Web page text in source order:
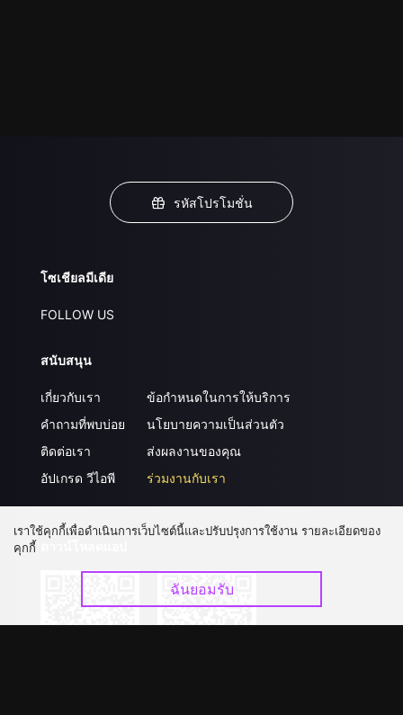
รหัสโปรโมชั่น
โซเชียลมีเดีย
FOLLOW US
สนับสนุน
เกี่ยวกับเรา
คำถามที่พบบ่อย
ติดต่อเรา
อัปเกรด วีไอพี
ข้อกำหนดในการให้บริการ
นโยบายความเป็นส่วนตัว
ส่งผลงานของคุณ
ร่วมงานกับเรา
เราใช้คุกกี้เพื่อดำเนินการเว็บไซต์นี้และปรับปรุงการใช้งาน รายละเอียดของ
คุกกี้
ฉันยอมรับ